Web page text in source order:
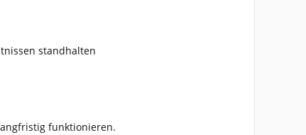
standhalten
funktionieren.